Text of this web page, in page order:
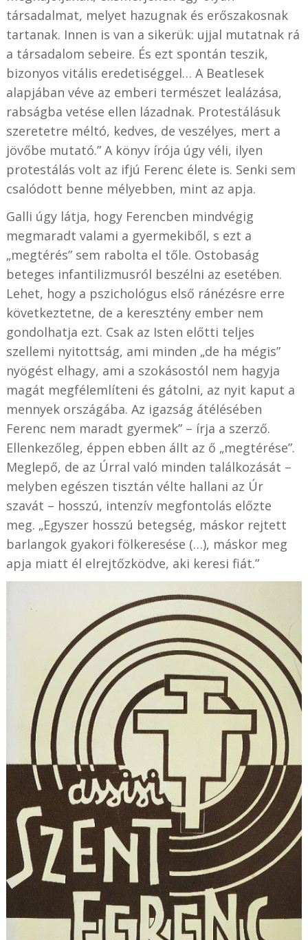
társadalmat, melyet hazugnak és erőszakosnak
tartanak. Innen is van a sikerük: ujjal mutatnak rá
a társadalom sebeire. És ezt spontán teszik,
bizonyos vitális eredetiséggel… A Beatlesek
alapjában véve az emberi természet lealázása,
rabságba vetése ellen lázadnak. Protestálásuk
szeretetre méltó, kedves, de veszélyes, mert a
jövőbe mutató.” A könyv írója úgy véli, ilyen
protestálás volt az ifjú Ferenc élete is. Senki sem
csalódott benne mélyebben, mint az apja.
Galli úgy látja, hogy Ferencben mindvégig
megmaradt valami a gyermekiből, s ezt a
„megtérés” sem rabolta el tőle. Ostobaság
beteges infantilizmusról beszélni az esetében.
Lehet, hogy a pszichológus első ránézésre erre
következtetne, de a keresztény ember nem
gondolhatja ezt. Csak az Isten előtti teljes
szellemi nyitottság, ami minden „de ha mégis”
nyögést elhagy, ami a szokásostól nem hagyja
magát megfélemlíteni és gátolni, az nyit kaput a
mennyek országába. Az igazság átélésében
Ferenc nem maradt gyermek” – írja a szerző.
Ellenkezőleg, éppen ebben állt az ő „megtérése”.
Meglepő, de az Úrral való minden találkozását –
melyben egészen tisztán vélte hallani az Úr
szavát – hosszú, intenzív megfontolás előzte
meg. „Egyszer hosszú betegség, máskor rejtett
barlangok gyakori fölkeresése (…), máskor meg
apja miatt él elrejtőzködve, aki keresi fiát.”